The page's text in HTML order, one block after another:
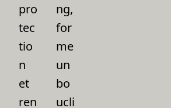
pro
tec
tio
n
et
ren
ng,
for
me
un
bo
ucli